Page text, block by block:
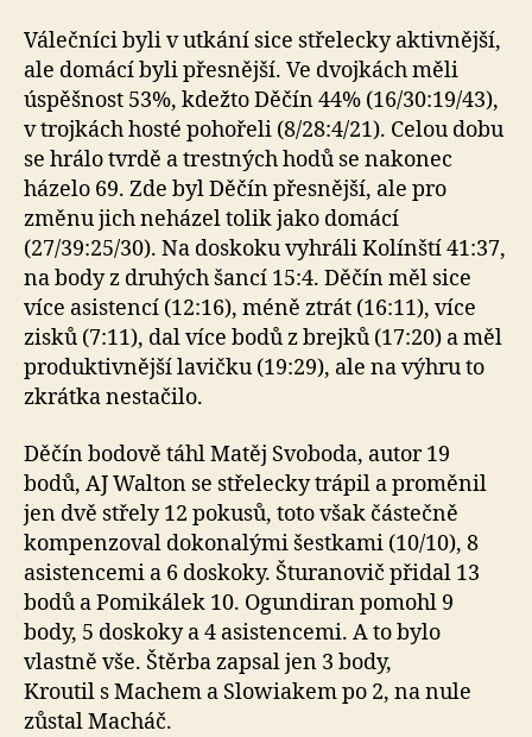
Válečníci byli v utkání sice střelecky aktivnější,
ale domácí byli přesnější. Ve dvojkách měli
úspěšnost 53%, kdežto Děčín 44% (16/30:19/43),
v trojkách hosté pohořeli (8/28:4/21). Celou dobu
se hrálo tvrdě a trestných hodů se nakonec
házelo 69. Zde byl Děčín přesnější, ale pro
změnu jich neházel tolik jako domácí
(27/39:25/30). Na doskoku vyhráli Kolínští 41:37,
na body z druhých šancí 15:4. Děčín měl sice
více asistencí (12:16), méně ztrát (16:11), více
zisků (7:11), dal více bodů z brejků (17:20) a měl
produktivnější lavičku (19:29), ale na výhru to
zkrátka nestačilo.
Děčín bodově táhl Matěj Svoboda, autor 19
bodů, AJ Walton se střelecky trápil a proměnil
jen dvě střely 12 pokusů, toto však částečně
kompenzoval dokonalými šestkami (10/10), 8
asistencemi a 6 doskoky. Šturanovič přidal 13
bodů a Pomikálek 10. Ogundiran pomohl 9
body, 5 doskoky a 4 asistencemi. A to bylo
vlastně vše. Štěrba zapsal jen 3 body,
Kroutil s Machem a Slowiakem po 2, na nule
zůstal Macháč.